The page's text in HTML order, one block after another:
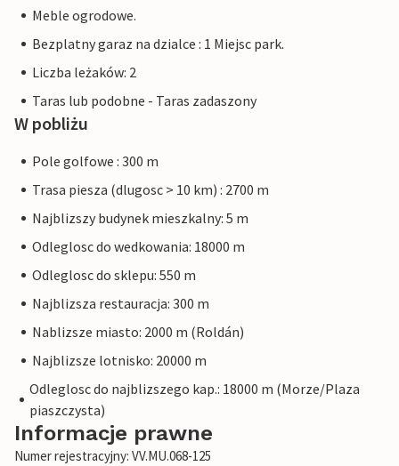
Meble ogrodowe.
Bezplatny garaz na dzialce : 1 Miejsc park.
Liczba leżaków: 2
Taras lub podobne - Taras zadaszony
W pobliżu
Pole golfowe : 300 m
Trasa piesza (dlugosc > 10 km) : 2700 m
Najblizszy budynek mieszkalny: 5 m
Odleglosc do wedkowania: 18000 m
Odleglosc do sklepu: 550 m
Najblizsza restauracja: 300 m
Nablizsze miasto: 2000 m (Roldán)
Najblizsze lotnisko: 20000 m
Odleglosc do najblizszego kap.: 18000 m (Morze/Plaza
piaszczysta)
Informacje prawne
Numer rejestracyjny: VV.MU.068-125